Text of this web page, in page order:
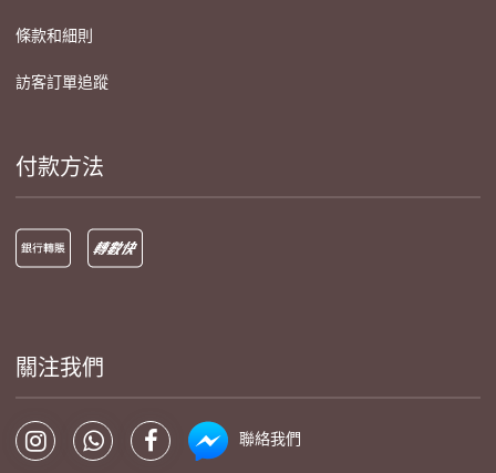
條款和細則
訪客訂單追蹤
付款方法
關注我們
聯絡我們